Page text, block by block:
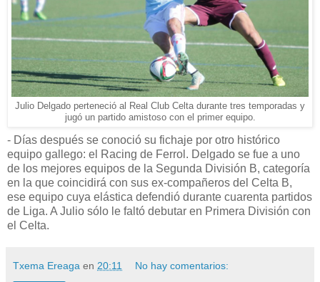
Julio Delgado perteneció al Real Club Celta durante tres temporadas y
jugó un partido amistoso con el primer equipo.
- Días después se conoció su fichaje por otro histórico
equipo gallego: el Racing de Ferrol. Delgado se fue a uno
de los mejores equipos de la Segunda División B, categoría
en la que coincidirá con sus ex-compañeros del Celta B,
ese equipo cuya elástica defendió durante cuarenta partidos
de Liga. A Julio sólo le faltó debutar en Primera División con
el Celta.
Txema Ereaga en 20:11 No hay comentarios: